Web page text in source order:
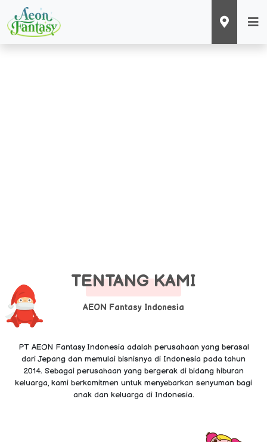
TENTANG KAMI
AEON Fantasy Indonesia
PT AEON Fantasy Indonesia adalah perusahaan yang berasal
dari Jepang dan memulai bisnisnya di Indonesia pada tahun
2014. Sebagai perusahaan yang bergerak di bidang hiburan
keluarga, kami berkomitmen untuk menyebarkan senyuman bagi
anak dan keluarga di Indonesia.